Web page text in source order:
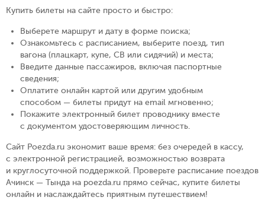
Купить билеты на сайте просто и быстро:
Выберете маршрут и дату в форме поиска;
Ознакомьтесь с расписанием, выберите поезд, тип
вагона (плацкарт, купе, СВ или сидячий) и места;
Введите данные пассажиров, включая паспортные
сведения;
Оплатите онлайн картой или другим удобным
способом — билеты придут на email мгновенно;
Покажите электронный билет проводнику вместе
с документом удостоверяющим личность.
Сайт Poezda.ru экономит ваше время: без очередей в кассу,
с электронной регистрацией, возможностью возврата
и круглосуточной поддержкой. Проверьте расписание поездов
Ачинск — Тында на poezda.ru прямо сейчас, купите билеты
онлайн и наслаждайтесь приятным путешествием!